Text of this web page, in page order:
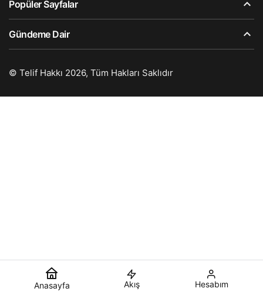
Popüler Sayfalar
Gündeme Dair
© Telif Hakkı 2026, Tüm Hakları Saklıdır
Anasayfa Akış Hesabım